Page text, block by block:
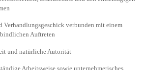
Verhandlungsgeschick verbunden mit einem
Auftreten
und natürliche Autorität
Arbeitsweise sowie unternehmerisches